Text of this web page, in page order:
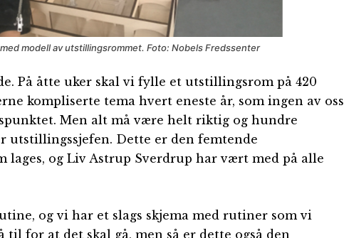
modell av utstillingsrommet. Foto: Nobels Fredssenter
På åtte uker skal vi fylle et utstillingsrom på 420
kompliserte tema hvert eneste år, som ingen av oss
Men alt må være helt riktig og hundre
utstillingssjefen. Dette er den femtende
lages, og Liv Astrup Sverdrup har vært med på alle
og vi har et slags skjema med rutiner som vi
til for at det skal gå, men så er dette også den